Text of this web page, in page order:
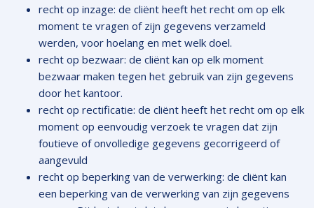
recht op inzage: de cliënt heeft het recht om op elk
moment te vragen of zijn gegevens verzameld
werden, voor hoelang en met welk doel.
recht op bezwaar: de cliënt kan op elk moment
bezwaar maken tegen het gebruik van zijn gegevens
door het kantoor.
recht op rectificatie: de cliënt heeft het recht om op elk
moment op eenvoudig verzoek te vragen dat zijn
foutieve of onvolledige gegevens gecorrigeerd of
aangevuld
recht op beperking van de verwerking: de cliënt kan
een beperking van de verwerking van zijn gegevens